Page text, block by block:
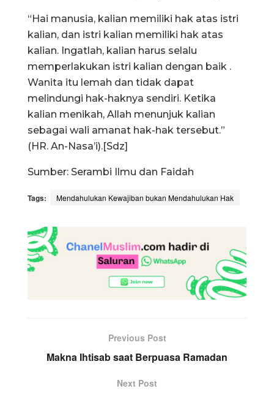
“Hai manusia, kalian memiliki hak atas istri
kalian, dan istri kalian memiliki hak atas
kalian. Ingatlah, kalian harus selalu
memperlakukan istri kalian dengan baik .
Wanita itu lemah dan tidak dapat
melindungi hak-haknya sendiri. Ketika
kalian menikah, Allah menunjuk kalian
sebagai wali amanat hak-hak tersebut.”
(HR. An-Nasa’i).[Sdz]
Sumber: Serambi Ilmu dan Faidah
Tags: Mendahulukan Kewajiban bukan Mendahulukan Hak
Previous Post
Makna Ihtisab saat Berpuasa Ramadan
Next Post